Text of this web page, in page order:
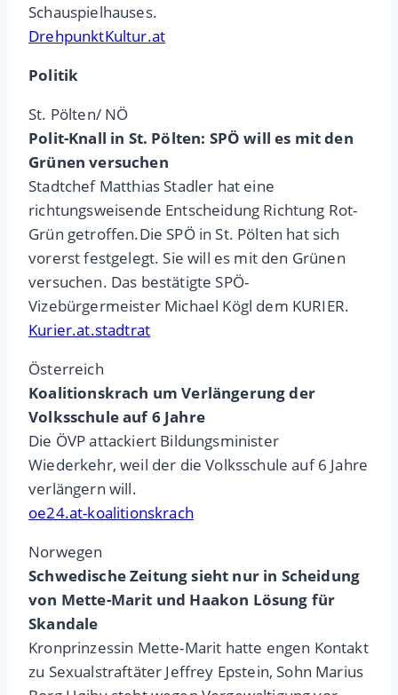
Schauspielhauses.
DrehpunktKultur.at
Politik
St. Pölten/ NÖ
Polit-Knall in St. Pölten: SPÖ will es mit den
Grünen versuchen
Stadtchef Matthias Stadler hat eine
richtungsweisende Entscheidung Richtung Rot-
Grün getroffen.Die SPÖ in St. Pölten hat sich
vorerst festgelegt. Sie will es mit den Grünen
versuchen. Das bestätigte SPÖ-
Vizebürgermeister Michael Kögl dem KURIER.
Kurier.at.stadtrat
Österreich
Koalitionskrach um Verlängerung der
Volksschule auf 6 Jahre
Die ÖVP attackiert Bildungsminister
Wiederkehr, weil der die Volksschule auf 6 Jahre
verlängern will.
oe24.at-koalitionskrach
Norwegen
Schwedische Zeitung sieht nur in Scheidung
von Mette-Marit und Haakon Lösung für
Skandale
Kronprinzessin Mette-Marit hatte engen Kontakt
zu Sexualstraftäter Jeffrey Epstein, Sohn Marius